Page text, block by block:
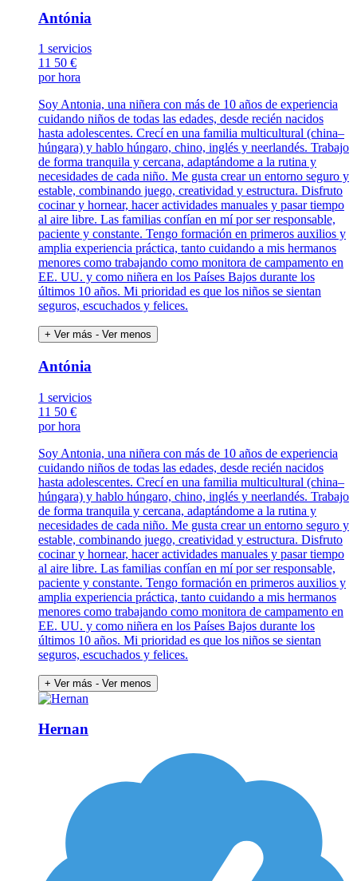
Antónia
1 servicios
11 50 €
por hora
Soy Antonia, una niñera con más de 10 años de experiencia
cuidando niños de todas las edades, desde recién nacidos
hasta adolescentes. Crecí en una familia multicultural (china–
húngara) y hablo húngaro, chino, inglés y neerlandés. Trabajo
de forma tranquila y cercana, adaptándome a la rutina y
necesidades de cada niño. Me gusta crear un entorno seguro y
estable, combinando juego, creatividad y estructura. Disfruto
cocinar y hornear, hacer actividades manuales y pasar tiempo
al aire libre. Las familias confían en mí por ser responsable,
paciente y constante. Tengo formación en primeros auxilios y
amplia experiencia práctica, tanto cuidando a mis hermanos
menores como trabajando como monitora de campamento en
EE. UU. y como niñera en los Países Bajos durante los
últimos 10 años. Mi prioridad es que los niños se sientan
seguros, escuchados y felices.
+ Ver más - Ver menos
Antónia
1 servicios
11 50 €
por hora
Soy Antonia, una niñera con más de 10 años de experiencia
cuidando niños de todas las edades, desde recién nacidos
hasta adolescentes. Crecí en una familia multicultural (china–
húngara) y hablo húngaro, chino, inglés y neerlandés. Trabajo
de forma tranquila y cercana, adaptándome a la rutina y
necesidades de cada niño. Me gusta crear un entorno seguro y
estable, combinando juego, creatividad y estructura. Disfruto
cocinar y hornear, hacer actividades manuales y pasar tiempo
al aire libre. Las familias confían en mí por ser responsable,
paciente y constante. Tengo formación en primeros auxilios y
amplia experiencia práctica, tanto cuidando a mis hermanos
menores como trabajando como monitora de campamento en
EE. UU. y como niñera en los Países Bajos durante los
últimos 10 años. Mi prioridad es que los niños se sientan
seguros, escuchados y felices.
+ Ver más - Ver menos
Hernan